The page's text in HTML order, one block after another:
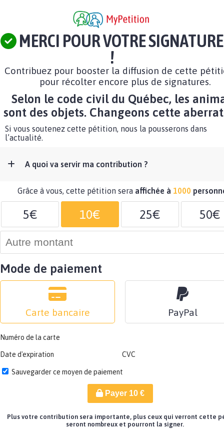
MERCI POUR VOTRE SIGNATURE
!
Contribuez pour booster la diffusion de cette
pour récolter encore plus de signatures.
Selon le code civil du Québec, les
sont des objets. Changeons cette
Si vous soutenez cette pétition, nous la pousserons dans
l’actualité.
A quoi va servir ma contribution ?
Grâce à vous, cette pétition sera affichée à 1000
5€ 10€ 25€ 50€
Mode de paiement
Carte bancaire PayPal
Numéro de la carte
Date d'expiration CVC
Sauvegarder ce moyen de paiement
Payer 10€
Plus votre contribution sera importante, plus ceux qui verront cette
seront nombreux et pourront la signer.